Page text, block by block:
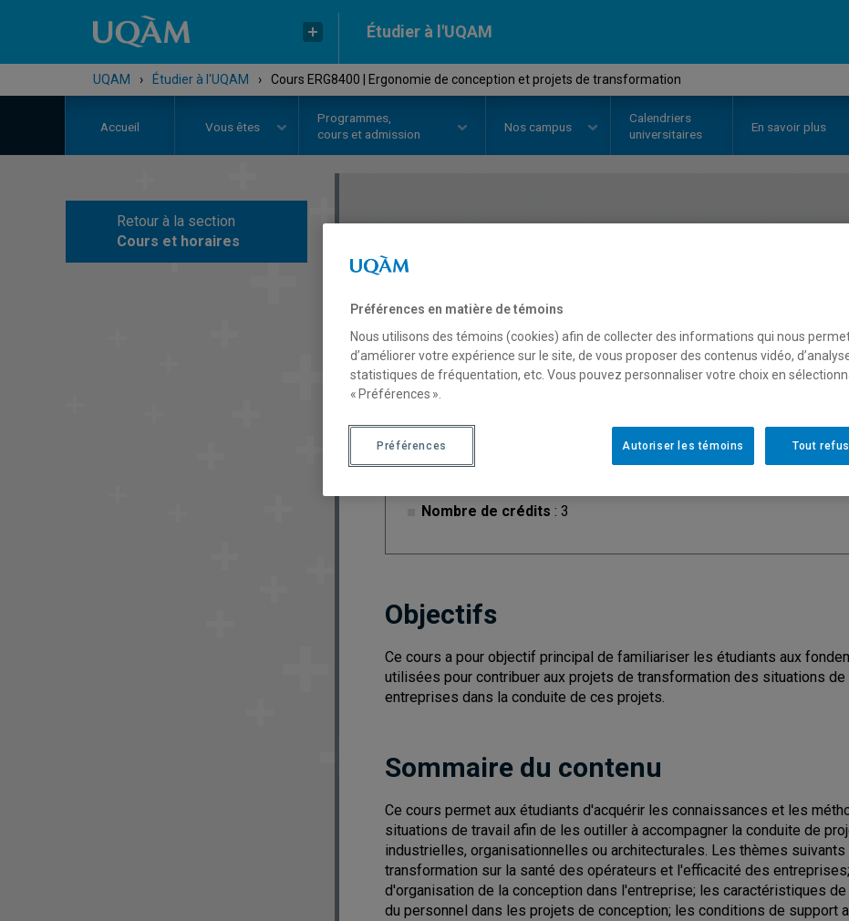
Étudier à l'UQAM
UQAM › Étudier à l'UQAM › Cours ERG8400 | Ergonomie de conception et projets de transformation
Accueil Vous êtes
Programmes,
cours et admission
Nos campus
Calendriers
universitaires
En savoir plus
Retour à la section
Cours et horaires
Ergonomie de
Description Horaire - Été 2026 Horaire -
Nombre de crédits : 3
Objectifs
Ce cours a pour objectif principal de familiariser les étudiants aux
utilisées pour contribuer aux projets de transformation des situations
entreprises dans la conduite de ces projets.
Sommaire du contenu
Ce cours permet aux étudiants d'acquérir les connaissances et les
situations de travail afin de les outiller à accompagner la conduite de
industrielles, organisationnelles ou architecturales. Les thèmes
transformation sur la santé des opérateurs et l'efficacité des
d'organisation de la conception dans l'entreprise; les caractéristiques
du personnel dans les projets de conception; les conditions de support
Préférences en matière de témoins
Nous utilisons des témoins (cookies) afin de collecter des informations qui nous
d’améliorer votre expérience sur le site, de vous proposer des contenus vidéo,
statistiques de fréquentation, etc. Vous pouvez personnaliser votre choix en
« Préférences ».
Tout
Autoriser les témoins
Préférences